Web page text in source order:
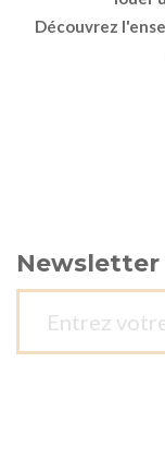
Découvrez
Newsletter